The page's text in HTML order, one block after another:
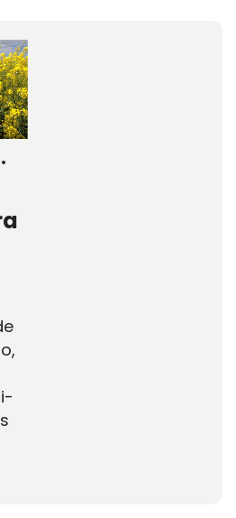
•